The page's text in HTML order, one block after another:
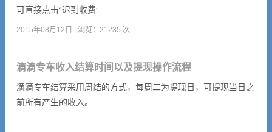
可直接点击“迟到收费”
2015年08月12日 | 浏览：21235 次
滴滴专车收入结算时间以及提现操作流程
滴滴专车结算采用周结的方式，每周二为提现日，可提现当日之
前所有产生的收入。